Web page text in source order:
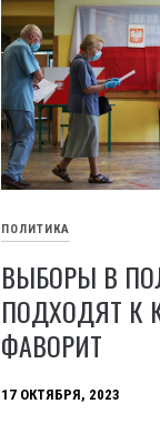
ПОЛИТИКА
ВЫБОРЫ В
ПОДХОДЯТ К
ФАВОРИТ
17 ОКТЯБРЯ, 2023